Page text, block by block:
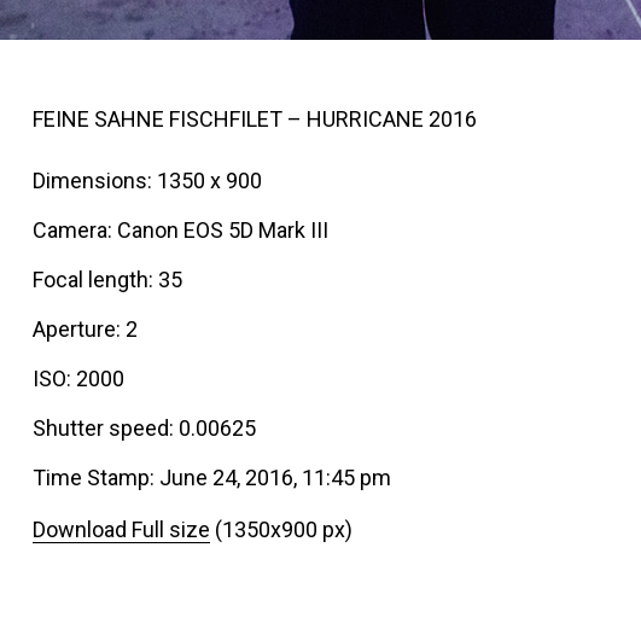
FEINE SAHNE FISCHFILET – HURRICANE 2016
Dimensions: 1350 x 900
Camera: Canon EOS 5D Mark III
Focal length: 35
Aperture: 2
ISO: 2000
Shutter speed: 0.00625
Time Stamp: June 24, 2016, 11:45 pm
Download Full size (1350x900 px)